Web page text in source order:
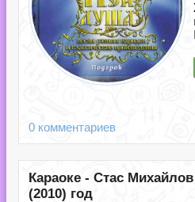
0 комментариев
Караоке - Стас
(2010) год